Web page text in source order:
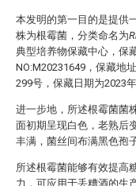
本发明的第一目的是提供
株为根霉菌，分类命名为
典型培养物保藏中心，保
NO:M20231649，保藏地
299号，保藏日期为2023年
进一步地，所述根霉菌菌
面初期呈现白色，老熟后
丰满，菌丝间布满黑色孢子
所述根霉菌能够有效提高
力，可应用于丢糟酒的生